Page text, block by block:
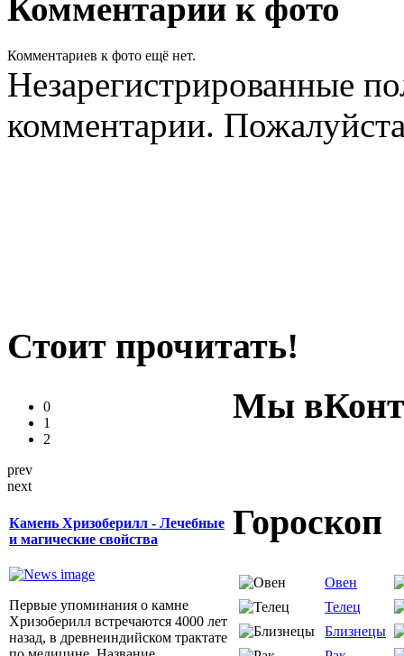
Комментарии к фото
Комментариев к фото ещё нет.
Незарегистрированные
комментарии.
Стоит прочитать!
0
1
2
prev
next
Камень Хризоберилл - Лечебные
и магические свойства
Первые упоминания о камне
Хризоберилл встречаются 4000 лет
назад, в древнеиндийском трактате
Мы
Гороскоп
Овен
Телец
Близнецы